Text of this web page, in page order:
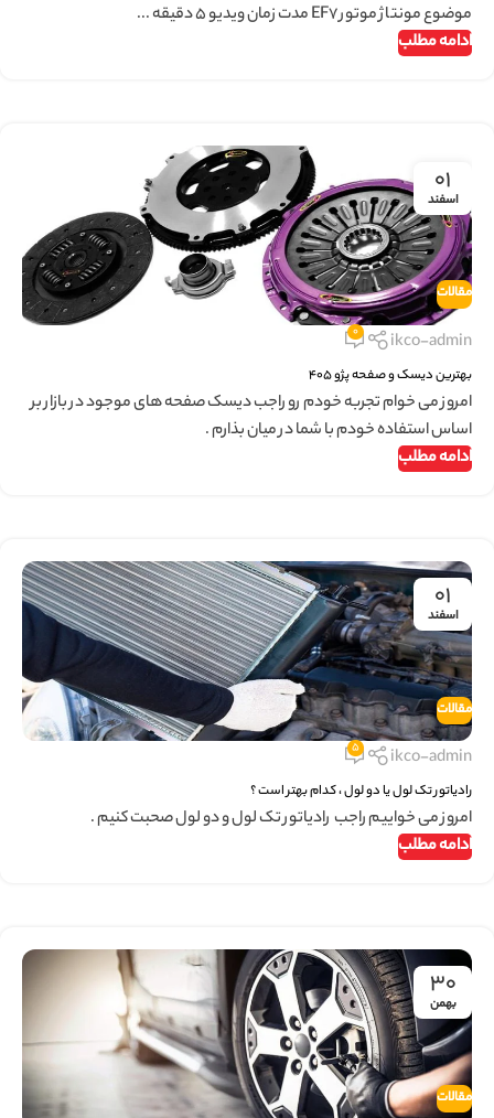
موضوع مونتاژ موتور EF7 مدت زمان ویدیو 5 دقیقه ...
ادامه مطلب
۰۱
اسفند
مقالات
ikco-admin
0
بهترین دیسک و صفحه پژو ۴۰۵
امروز می خوام تجربه خودم رو راجب دیسک صفحه های موجود در بازار بر
اساس استفاده خودم با شما در میان بذارم .
ادامه مطلب
۰۱
اسفند
مقالات
ikco-admin
5
رادیاتور تک لول یا دو لول ، کدام بهتر است ؟
امروز می خواییم راجب رادیاتور تک لول و دو لول صحبت کنیم .
ادامه مطلب
۳۰
بهمن
مقالات